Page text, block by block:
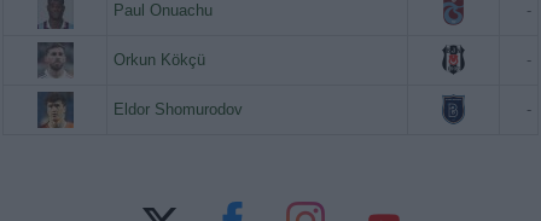
Paul Onuachu -
Orkun Kökçü -
Eldor Shomurodov -